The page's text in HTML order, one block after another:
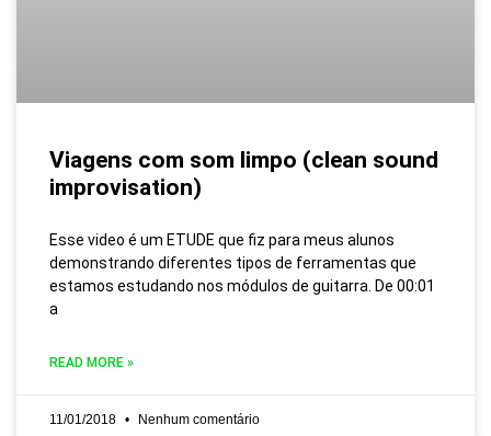
Viagens com som limpo (clean sound
improvisation)
Esse video é um ETUDE que fiz para meus alunos
demonstrando diferentes tipos de ferramentas que
estamos estudando nos módulos de guitarra. De 00:01
a
READ MORE »
11/01/2018 Nenhum comentário